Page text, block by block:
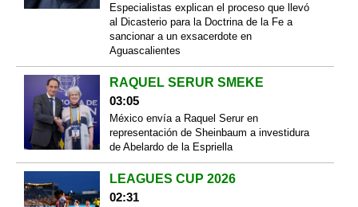
Especialistas explican el proceso que llevó
al Dicasterio para la Doctrina de la Fe a
sancionar a un exsacerdote en
Aguascalientes
RAQUEL SERUR SMEKE
03:05
México envía a Raquel Serur en
representación de Sheinbaum a investidura
de Abelardo de la Espriella
LEAGUES CUP 2026
02:31